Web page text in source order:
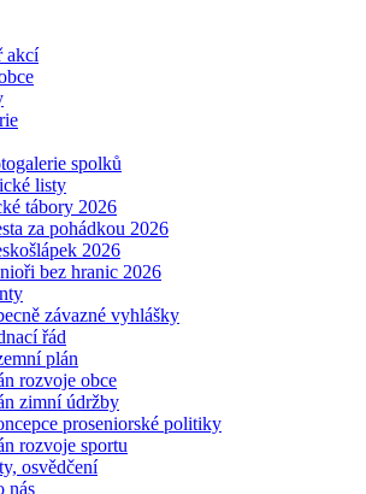
akcí
spolků
listy
tábory 2026
za pohádkou 2026
2026
bez hranic 2026
závazné vyhlášky
řád
plán
rozvoje obce
zimní údržby
proseniorské politiky
rozvoje sportu
osvědčení
nás